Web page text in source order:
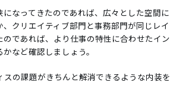
なってきたのであれば、広々とした空間に
、クリエイティブ部門と事務部門が同じレイ
のであれば、より仕事の特性に合わせたイン
など確認しましょう。
スの課題がきちんと解消できるような内装を